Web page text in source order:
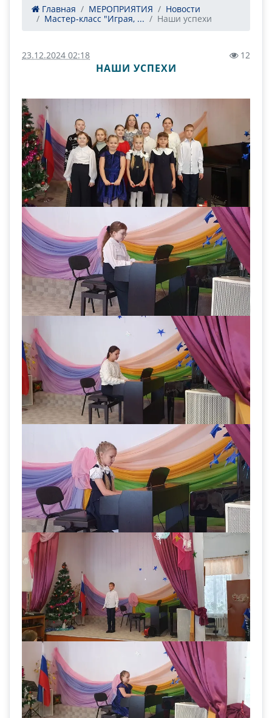
Главная МЕРОПРИЯТИЯ
Новости
Мастер-класс "Играя, ...
Наши успехи
23.12.2024 02:18 12
НАШИ УСПЕХИ